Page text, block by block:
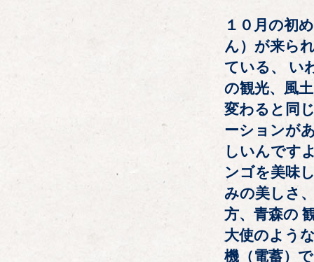
１０月の初
ん）が来ら
ている、 い
の観光、風
変わると同
ーションが
しいんです
ンゴを美味
みの美しさ
方、青森の
大使のよう
機（電蓄）